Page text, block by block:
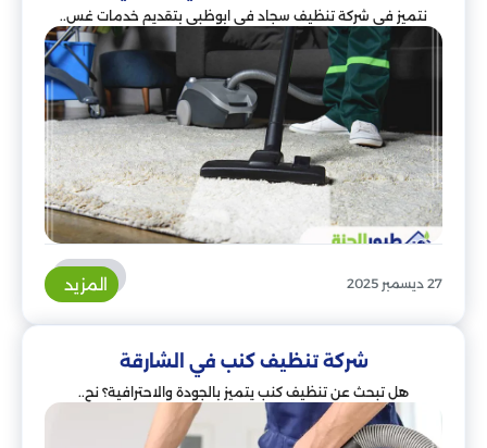
نتميز في شركة تنظيف سجاد في ابوظبي بتقديم خدمات غس..
27 ديسمبر 2025 المزيد
شركة تنظيف كنب في الشارقة
هل تبحث عن تنظيف كنب يتميز بالجودة والاحترافية؟ نح..